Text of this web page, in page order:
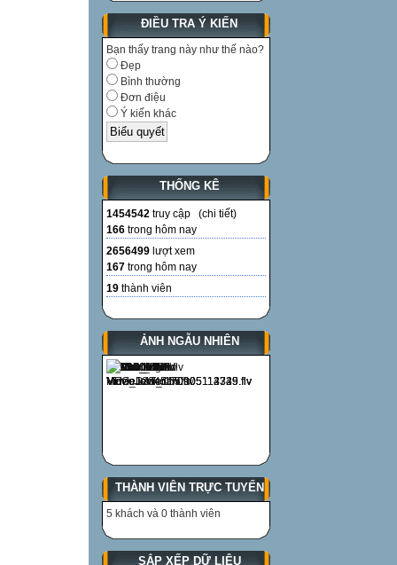
ĐIỀU TRA Ý KIẾN
Bạn thấy trang này như thế nào?
Đẹp
Bình thường
Đơn điệu
Ý kiến khác
THỐNG KÊ
1454542 truy cập (chi tiết)
166 trong hôm nay
2656499 lượt xem
167 trong hôm nay
19 thành viên
ẢNH NGẪU NHIÊN
THÀNH VIÊN TRỰC TUYẾN
5 khách và 0 thành viên
SẮP XẾP DỮ LIỆU